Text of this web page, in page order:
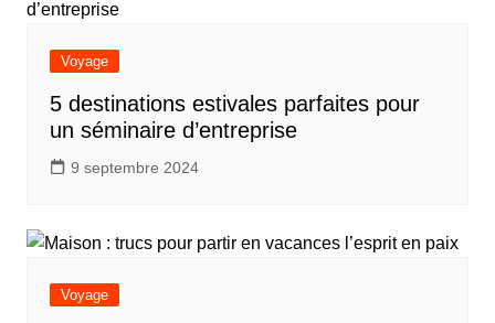
Voyage
5 destinations estivales parfaites pour
un séminaire d’entreprise
9 septembre 2024
Voyage